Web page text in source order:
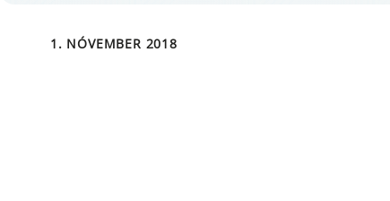
1. NÓVEMBER 2018